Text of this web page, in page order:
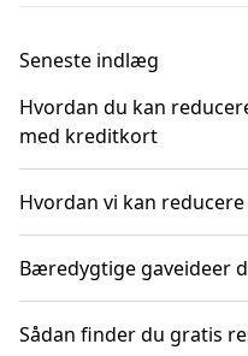
Seneste indlæg
Hvordan du kan
med kreditkort
Hvordan vi kan
Bæredygtige gaveideer
Sådan finder du gratis